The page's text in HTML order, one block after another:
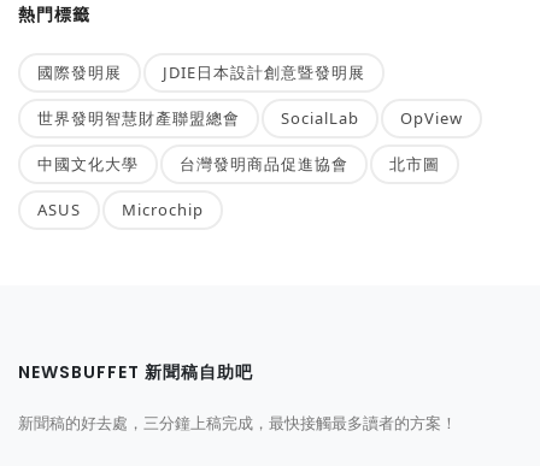
熱門標籤
國際發明展 JDIE日本設計創意暨發明展
世界發明智慧財產聯盟總會 SocialLab OpView
中國文化大學 台灣發明商品促進協會 北市圖
ASUS Microchip
NEWSBUFFET 新聞稿自助吧
新聞稿的好去處，三分鐘上稿完成，最快接觸最多讀者的方案！